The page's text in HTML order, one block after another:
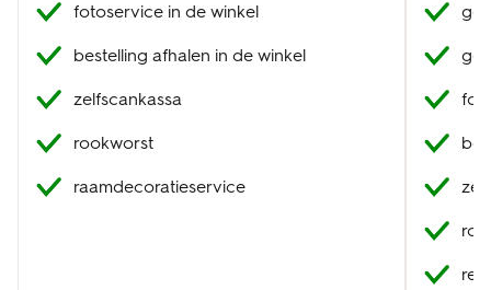
fotoservice in de winkel
bestelling afhalen in de winkel
zelfscankassa
rookworst
raamdecoratieservice